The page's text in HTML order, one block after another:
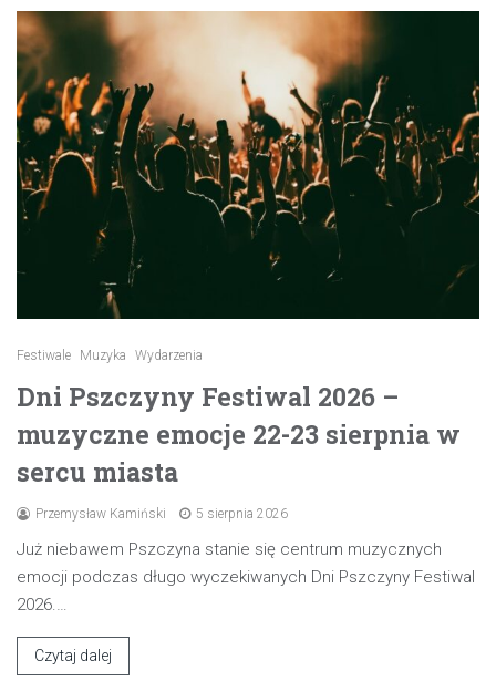
Festiwale Muzyka Wydarzenia
Dni Pszczyny Festiwal 2026 –
muzyczne emocje 22-23 sierpnia w
sercu miasta
Przemysław Kamiński 5 sierpnia 2026
Już niebawem Pszczyna stanie się centrum muzycznych
emocji podczas długo wyczekiwanych Dni Pszczyny Festiwal
2026.…
Czytaj dalej